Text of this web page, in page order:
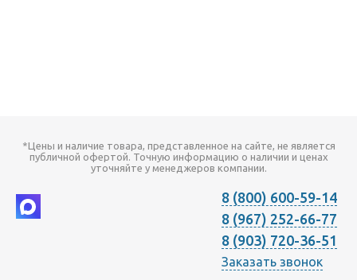
*Цены и наличие товара, представленное на сайте, не является
публичной офертой. Точную информацию о наличии и ценах
уточняйте у менеджеров компании.
8 (800) 600-59-14
8 (967) 252-66-77
8 (903) 720-36-51
Заказать звонок